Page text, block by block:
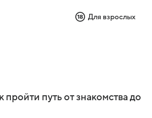
Для взрослых
пройти путь от знакомства до